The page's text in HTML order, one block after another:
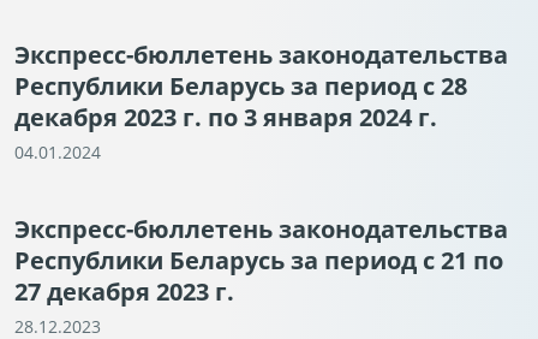
Экспресс-бюллетень законодательства
Республики Беларусь за период с 28
декабря 2023 г. по 3 января 2024 г.
04.01.2024
Экспресс-бюллетень законодательства
Республики Беларусь за период с 21 по
27 декабря 2023 г.
28.12.2023